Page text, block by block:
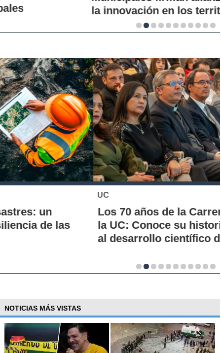
la innovación en los territorios
Los 70 años de la Carrera de Química de
la UC: Conoce su historia, hitos y aporte
al desarrollo científico del país
NOTICIAS MÁS VISTAS